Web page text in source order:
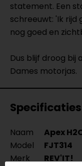
statement. Een
schreeuwt: 'Ik rijd
nog goed en
Dus blijf droog bij
Dames motorjas.
Specificaties
Naam
Apex
Model
FJT314
Merk
REV'IT!